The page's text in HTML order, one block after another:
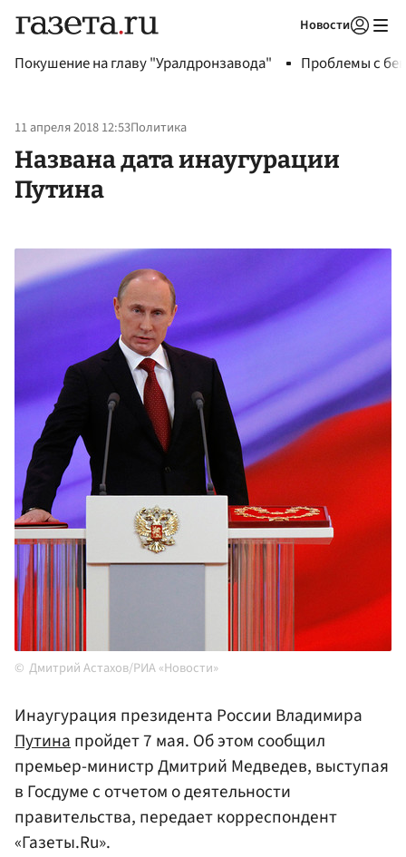
Новости
Покушение на главу "Уралдронзавода" Проблемы с
11 апреля 2018 12:53Политика
Названа дата инаугурации
Путина
Дмитрий Астахов/РИА «Новости»
Инаугурация президента России Владимира
Путинапройдет 7 мая. Об этом сообщил
премьер-министр Дмитрий Медведев, выступая
в Госдуме с отчетом о деятельности
правительства, передает корреспондент
«Газеты.Ru».